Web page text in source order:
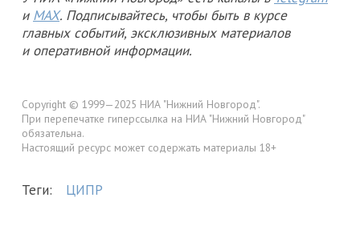
и MAX. Подписывайтесь, чтобы быть в курсе
главных событий, эксклюзивных материалов
и оперативной информации.
Copyright © 1999—2025 НИА "Нижний Новгород".
При перепечатке гиперссылка на НИА "Нижний Новгород"
обязательна.
Настоящий ресурс может содержать материалы 18+
Теги: ЦИПР